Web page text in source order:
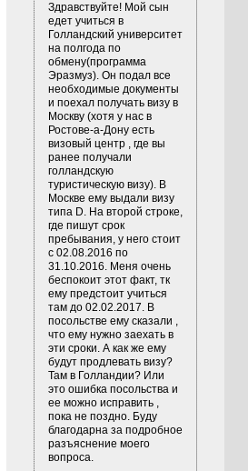
Здравствуйте! Мой сын
едет учиться в
Голландский университет
на полгода по
обмену(программа
Эразмуз). Он подал все
необходимые документы
и поехал получать визу в
Москву (хотя у нас в
Ростове-а-Дону есть
визовый центр , где вы
ранее получали
голландскую
туристическую визу). В
Москве ему выдали визу
типа D. На второй строке,
где пишут срок
пребывания, у него стоит
с 02.08.2016 по
31.10.2016. Меня очень
беспокоит этот факт, тк
ему предстоит учиться
там до 02.02.2017. В
посольстве ему сказали ,
что ему нужно заехать в
эти сроки. А как же ему
будут продлевать визу?
Там в Голландии? Или
это ошибка посольства и
ее можно исправить ,
пока не поздно. Буду
благодарна за подробное
разъяснение моего
вопроса.